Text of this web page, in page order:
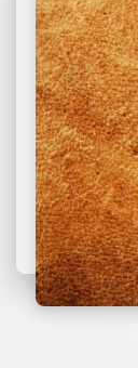
ПОДРОБНЕЕ